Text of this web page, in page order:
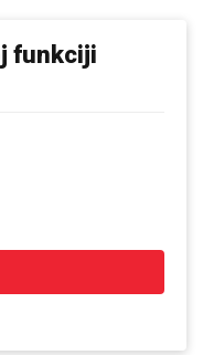
funkciji